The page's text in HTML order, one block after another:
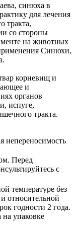
синюха в
для лечения
тракта,
со стороны
на животных
Синюхи,
корневищ и
и
органов
испуге,
тракта.
непереносимость
Перед
с
температуре без
относительной
годности 2 года.
на упаковке